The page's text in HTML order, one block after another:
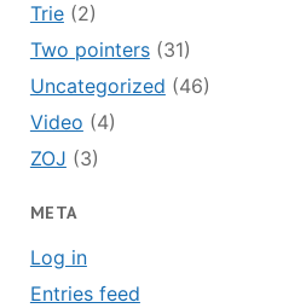
Trie(2)
Two pointers(31)
Uncategorized (46)
Video (4)
ZOJ (3)
META
Log in
Entries feed